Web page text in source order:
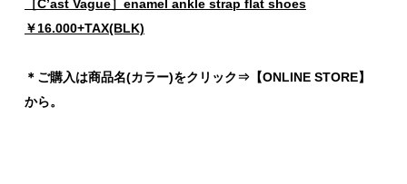
［C’ast Vague］enamel ankle strap flat shoes
￥16.000+TAX(BLK)
＊ご購入は商品名(カラー)をクリック⇒【ONLINE STORE】
から。